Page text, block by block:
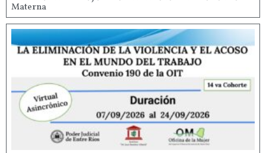
Materna